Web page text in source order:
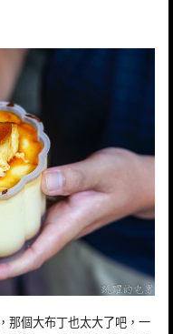
那個大布丁也太大了吧，一